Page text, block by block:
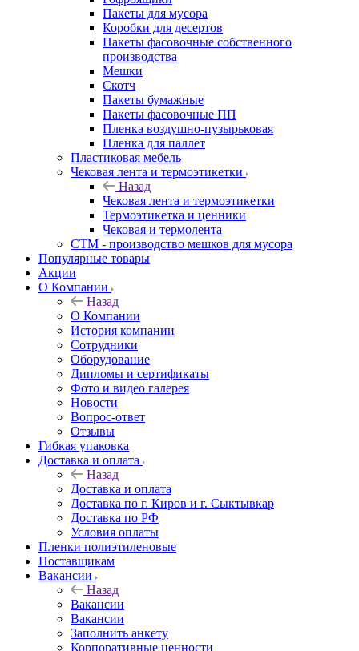
Пакеты для мусора
Коробки для десертов
Пакеты фасовочные собственного
производства
Мешки
Скотч
Пакеты бумажные
Пакеты фасовочные ПП
Пленка воздушно-пузырьковая
Пленка для паллет
Пластиковая мебель
Чековая лента и термоэтикетки
Назад
Чековая лента и термоэтикетки
Термоэтикетка и ценники
Чековая и термолента
СТМ - производство мешков для мусора
Популярные товары
Акции
О Компании
Назад
О Компании
История компании
Сотрудники
Оборудование
Дипломы и сертификаты
Фото и видео галерея
Новости
Вопрос-ответ
Отзывы
Гибкая упаковка
Доставка и оплата
Назад
Доставка и оплата
Доставка по г. Киров и г. Сыктывкар
Доставка по РФ
Условия оплаты
Пленки полиэтиленовые
Поставщикам
Вакансии
Назад
Вакансии
Вакансии
Заполнить анкету
Корпоративные ценности